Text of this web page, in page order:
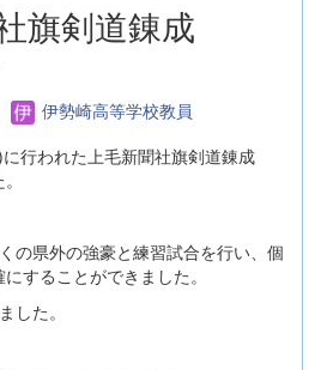
旗剣道錬成
伊勢崎高等学校教員
行われた上毛新聞社旗剣道錬成
の県外の強豪と練習試合を行い、個
することができました。
した。